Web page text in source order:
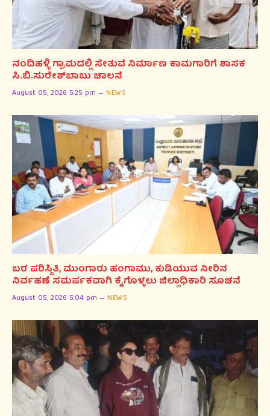
ನಂದಿಹಳ್ಳಿ ಗ್ರಾಮದಲ್ಲಿ ಸೇತುವೆ ನಿರ್ಮಾಣ ಕಾಮಗಾರಿಗೆ ಶಾಸಕ
ಸಿ.ಬಿ.ಸುರೇಶ್‌ಬಾಬು ಚಾಲನೆ
August 05, 2026 5:25 pm NEWS
ಬರ ಪರಿಸ್ಥಿತಿ, ಮುಂಗಾರು ಹಂಗಾಮು, ಕುಡಿಯುವ ನೀರಿನ
ನಿರ್ವಹಣೆ ಸಮರ್ಪಕವಾಗಿ ಕೈಗೊಳ್ಳಲು ಜಿಲ್ಲಾಧಿಕಾರಿ ಸೂಚನೆ
August 05, 2026 5:04 pm NEWS